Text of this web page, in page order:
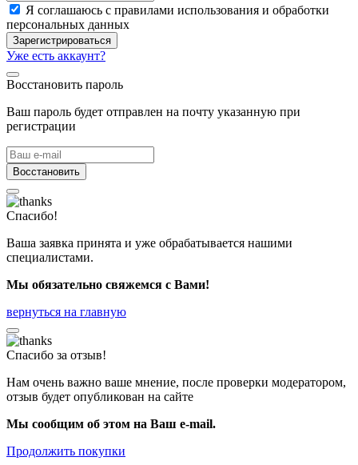
Я соглашаюсь с правилами использования и обработки
персональных данных
Зарегистрироваться
Уже есть аккаунт?
Восстановить пароль
Ваш пароль будет отправлен на почту указанную при
регистрации
Восстановить
Спасибо!
Ваша заявка принята и уже обрабатывается нашими
специалистами.
Мы обязательно свяжемся с Вами!
вернуться на главную
Спасибо за отзыв!
Нам очень важно ваше мнение, после проверки модератором,
отзыв будет опубликован на сайте
Мы сообщим об этом на Ваш e-mail.
Продолжить покупки